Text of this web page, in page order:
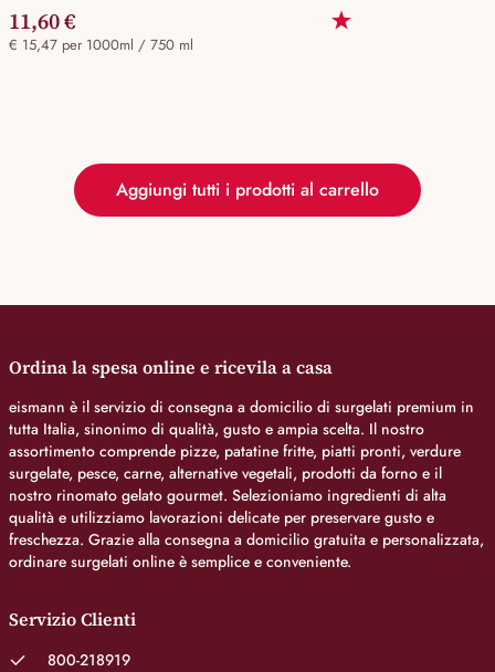
11,60 €
€ 15,47 per 1000ml / 750 ml
Aggiungi tutti i prodotti al carrello
Ordina la spesa online e ricevila a casa
eismann è il servizio di consegna a domicilio di surgelati premium in
tutta Italia, sinonimo di qualità, gusto e ampia scelta. Il nostro
assortimento comprende pizze, patatine fritte, piatti pronti, verdure
surgelate, pesce, carne, alternative vegetali, prodotti da forno e il
nostro rinomato gelato gourmet. Selezioniamo ingredienti di alta
qualità e utilizziamo lavorazioni delicate per preservare gusto e
freschezza. Grazie alla consegna a domicilio gratuita e personalizzata,
ordinare surgelati online è semplice e conveniente.
Servizio Clienti
800-218919